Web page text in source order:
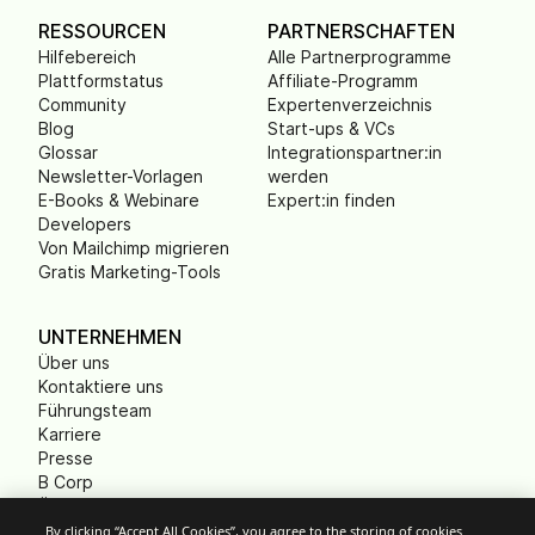
RESSOURCEN
Hilfebereich
Plattformstatus
Community
Blog
Glossar
Newsletter-Vorlagen
E-Books & Webinare
Developers
Von Mailchimp migrieren
Gratis Marketing-Tools
PARTNERSCHAFTEN
Alle Partnerprogramme
Affiliate-Programm
Expertenverzeichnis
Start-ups & VCs
Integrationspartner:in
werden
Expert:in finden
UNTERNEHMEN
Über uns
Kontaktiere uns
Führungsteam
Karriere
Presse
B Corp
Gemeinnützige
By clicking “Accept All Cookies”, you agree to the storing of cookies